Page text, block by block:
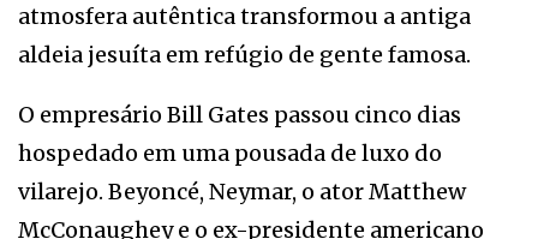
atmosfera autêntica transformou a antiga
aldeia jesuíta em refúgio de gente famosa.
O empresário Bill Gates passou cinco dias
hospedado em uma pousada de luxo do
vilarejo. Beyoncé, Neymar, o ator Matthew
McConaughey e o ex-presidente americano